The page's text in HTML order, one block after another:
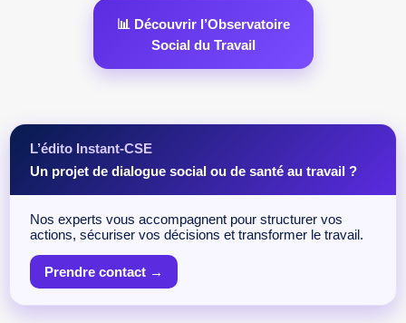
📊 Découvrir l’Observatoire
Social du Travail
L’édito Instant-CSE
Un projet de dialogue social ou de santé au travail ?
Nos experts vous accompagnent pour structurer vos
actions, sécuriser vos décisions et transformer le travail.
Prendre contact →